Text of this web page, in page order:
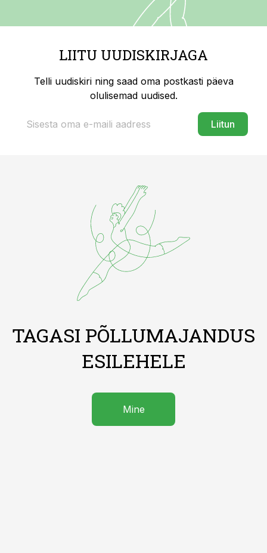
LIITU UUDISKIRJAGA
Telli uudiskiri ning saad oma postkasti päeva
olulisemad uudised.
Liitun
TAGASI PÕLLUMAJANDUS
ESILEHELE
Mine